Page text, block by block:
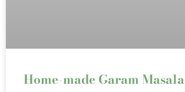
Home-made Garam Masala